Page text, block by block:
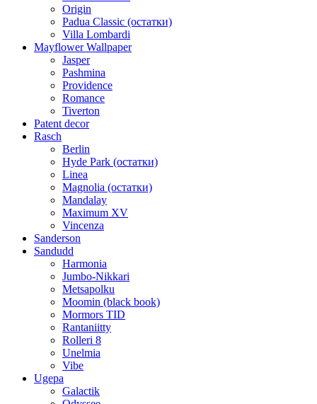
Origin
Padua Classic (остатки)
Villa Lombardi
Mayflower Wallpaper
Jasper
Pashmina
Providence
Romance
Tiverton
Patent decor
Rasch
Berlin
Hyde Park (остатки)
Linea
Magnolia (остатки)
Mandalay
Maximum XV
Vincenza
Sanderson
Sandudd
Harmonia
Jumbo-Nikkari
Metsapolku
Moomin (black book)
Mormors TID
Rantaniitty
Rolleri 8
Unelmia
Vibe
Ugepa
Galactik